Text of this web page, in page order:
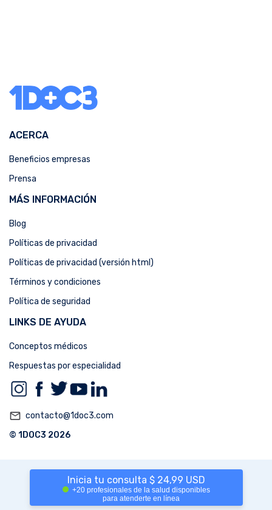
Inicia tu consulta $ 24,99 USD
+20 profesionales de la salud disponibles
para atenderte en línea
ACERCA
Beneficios empresas
Prensa
MÁS INFORMACIÓN
Blog
Políticas de privacidad
Políticas de privacidad (versión html)
Términos y condiciones
Política de seguridad
LINKS DE AYUDA
Conceptos médicos
Respuestas por especialidad
mail_outline contacto@1doc3.com
© 1DOC3 2026